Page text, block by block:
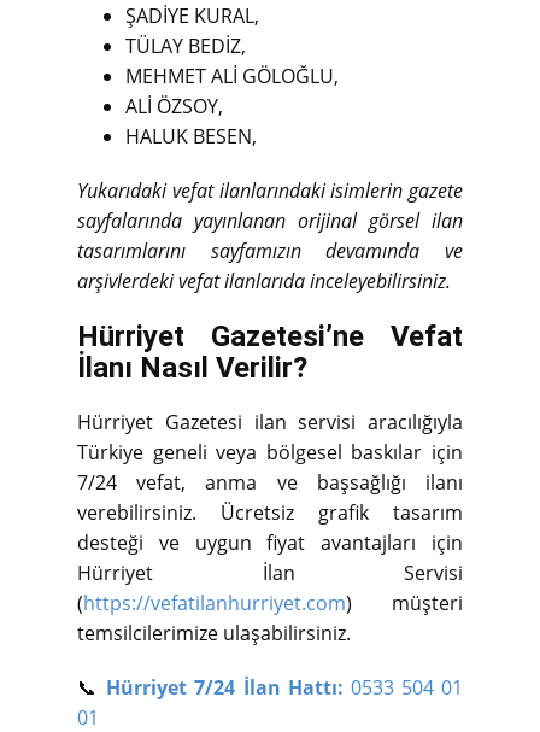
ŞADİYE KURAL,
TÜLAY BEDİZ,
MEHMET ALİ GÖLOĞLU,
ALİ ÖZSOY,
HALUK BESEN,
Yukarıdaki vefat ilanlarındaki isimlerin gazete
sayfalarında yayınlanan orijinal görsel ilan
tasarımlarını sayfamızın devamında ve
arşivlerdeki vefat ilanlarıda inceleyebilirsiniz.
Hürriyet Gazetesi’ne Vefat
İlanı Nasıl Verilir?
Hürriyet Gazetesi ilan servisi aracılığıyla
Türkiye geneli veya bölgesel baskılar için
7/24 vefat, anma ve başsağlığı ilanı
verebilirsiniz. Ücretsiz grafik tasarım
desteği ve uygun fiyat avantajları için
Hürriyet İlan Servisi
(https://vefatilanhurriyet.com) müşteri
temsilcilerimize ulaşabilirsiniz.
📞 Hürriyet 7/24 İlan Hattı: 0533 504 01
01